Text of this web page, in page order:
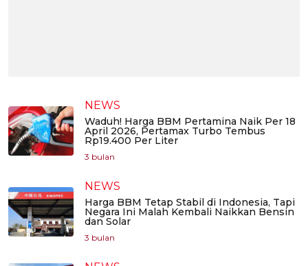
NEWS
Waduh! Harga BBM Pertamina Naik Per 18
April 2026, Pertamax Turbo Tembus
Rp19.400 Per Liter
3 bulan
NEWS
Harga BBM Tetap Stabil di Indonesia, Tapi
Negara Ini Malah Kembali Naikkan Bensin
dan Solar
3 bulan